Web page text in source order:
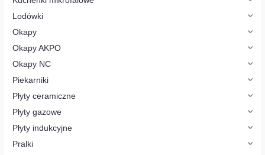
ó
w
Lodówki
Okapy
Okapy AKPO
Okapy NC
Piekarniki
Płyty ceramiczne
Płyty gazowe
Płyty indukcyjne
Pralki